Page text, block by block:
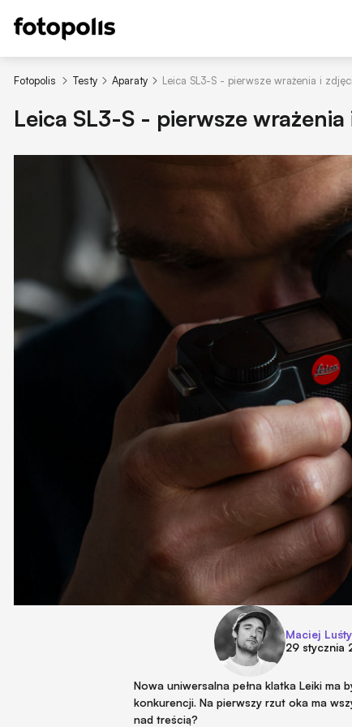
Fotopolis Testy Aparaty Leica SL3-S - pierwsze wrażenia i
Leica SL3-S - pierwsze
Maciej
29 stycznia
Nowa uniwersalna pełna klatka Leiki
konkurencji. Na pierwszy rzut oka ma
nad treścią?